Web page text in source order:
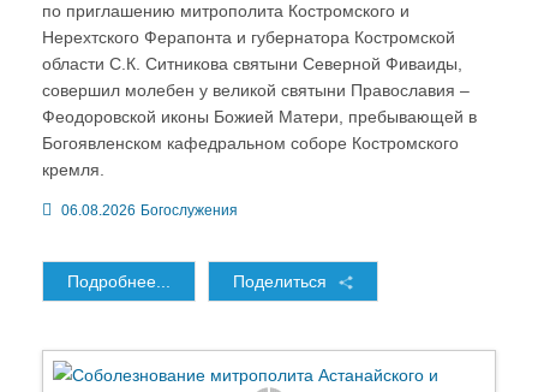
по приглашению митрополита Костромского и
Нерехтского Ферапонта и губернатора Костромской
области С.К. Ситникова святыни Северной Фиваиды,
совершил молебен у великой святыни Православия –
Феодоровской иконы Божией Матери, пребывающей в
Богоявленском кафедральном соборе Костромского
кремля.
06.08.2026 Богослужения
Подробнее... Поделиться